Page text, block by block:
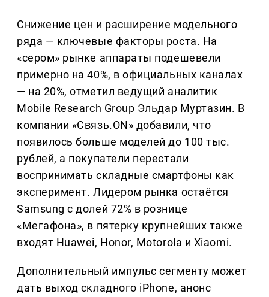
Снижение цен и расширение модельного
ряда — ключевые факторы роста. На
«сером» рынке аппараты подешевели
примерно на 40%, в официальных каналах
— на 20%, отметил ведущий аналитик
Mobile Research Group Эльдар Муртазин. В
компании «Связь.ON» добавили, что
появилось больше моделей до 100 тыс.
рублей, а покупатели перестали
воспринимать складные смартфоны как
эксперимент. Лидером рынка остаётся
Samsung с долей 72% в рознице
«Мегафона», в пятерку крупнейших также
входят Huawei, Honor, Motorola и Xiaomi.
Дополнительный импульс сегменту может
дать выход складного iPhone, анонс